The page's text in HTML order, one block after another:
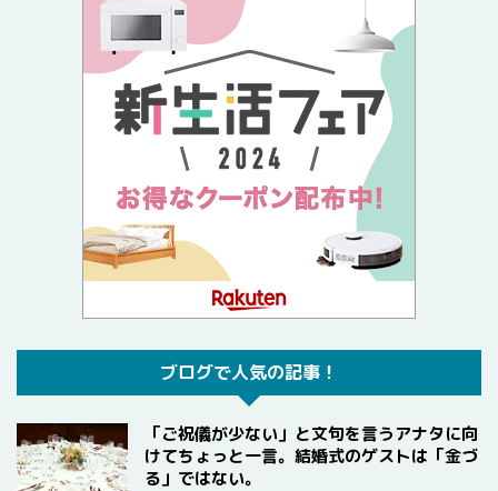
ブログで人気の記事！
「ご祝儀が少ない」と文句を言うアナタに向
けてちょっと一言。結婚式のゲストは「金づ
る」ではない。